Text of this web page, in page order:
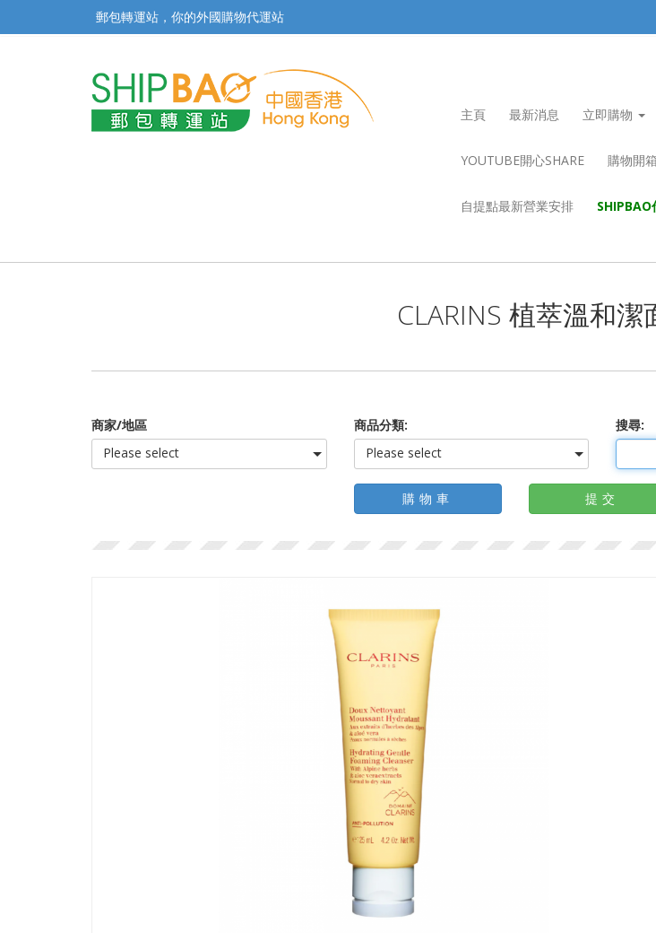
郵包轉運站，你的外國購物代運站
主頁 最新消息 立即購物
YOUTUBE開心SHARE 購物開
自提點最新營業安排 SHIPBAO
CLARINS 植萃溫和
商家/地區
Please select
商品分類:
Please select
搜尋:
購物車 提交